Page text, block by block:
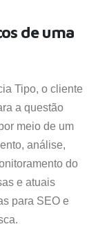
de uma
Tipo, o cliente
a questão
meio de um
análise,
do
e atuais
para SEO e